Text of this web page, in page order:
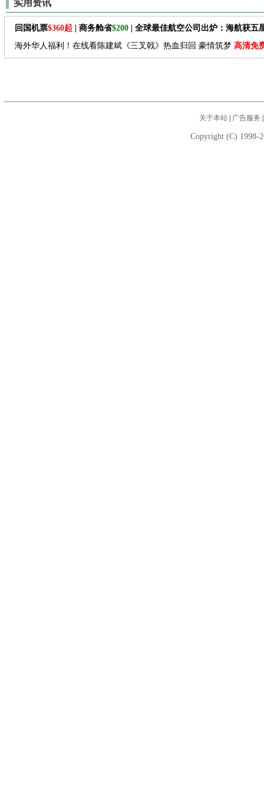
实用资讯
回国机票$360起 | 商务舱省$200 | 全球最佳航空公司出炉：海航获五
海外华人福利！在线看陈建斌《三叉戟》热血归回 豪情筑梦 高清免
关于本站| 广告服务
Copyright (C) 1998-